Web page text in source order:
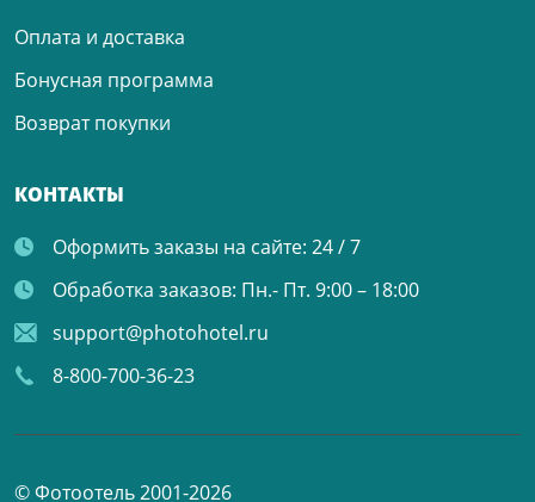
Оплата и доставка
Бонусная программа
Возврат покупки
КОНТАКТЫ
Оформить заказы на сайте: 24 / 7
Обработка заказов: Пн.- Пт. 9:00 – 18:00
support@photohotel.ru
8-800-700-36-23
© Фотоотель 2001-2026